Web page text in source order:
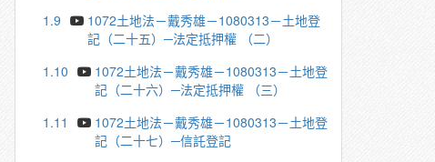
1.9
1072土地法－戴秀雄－1080313－土地登
記（二十五）─法定抵押權 （二）
1.10
1072土地法－戴秀雄－1080313－土地登
記（二十六）─法定抵押權 （三）
1.11
1072土地法－戴秀雄－1080313－土地登
記（二十七）─信託登記